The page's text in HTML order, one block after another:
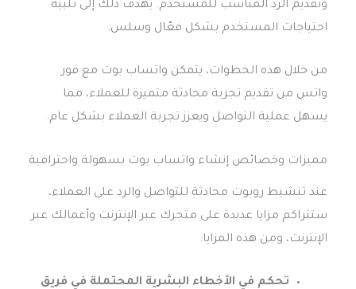
وتقديم الرد المناسب للمستخدم. يهدف ذلك إلى تلبية
احتياجات المستخدم بشكل فعّال وسلس.
من خلال هذه الخطوات، يتمكن واتساب بوت مع فور
واتس من تقديم تجربة محادثة متميزة للعملاء، مما
يسهل عملية التواصل ويعزز تجربة العملاء بشكل عام.
مميزات وخصائص إنشاء واتساب بوت بسهولة واحترافية
عند تنشيط روبوت محادثة للتواصل والرد على العملاء،
ستتراكم مزايا عديدة على متجرك عبر الإنترنت وأعمالك عبر
الإنترنت، ومن هذه المزايا:
تحكم في الأخطاء البشرية المحتملة في فريق